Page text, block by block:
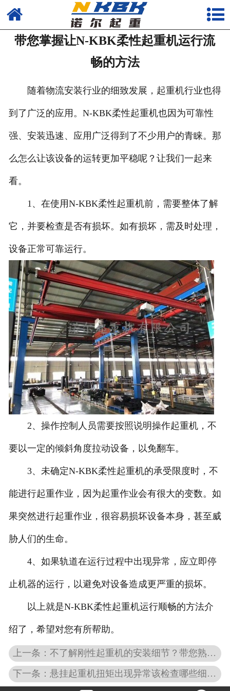
产品
公司
带您掌握让N-KBK柔性起重机运行流
畅的方法
随着物流安装行业的细致发展，起重机行业也得
到了广泛的应用。N-KBK柔性起重机也因为可靠性
强、安装迅速、应用广泛得到了不少用户的青睐。那
么怎么让该设备的运转更加平稳呢？让我们一起来
看。
1、在使用N-KBK柔性起重机前，需要整体了解
它，并要检查是否有损坏。如有损坏，需及时处理，
设备正常可靠运行。
2、操作控制人员需要按照说明操作起重机，不
要以一定的倾斜角度拉动设备，以免翻车。
3、未确定N-KBK柔性起重机的承受限度时，不
能进行起重作业，因为起重作业会有很大的变数。如
果突然进行起重作业，很容易损坏设备本身，甚至威
胁人们的生命。
4、如果轨道在运行过程中出现异常，应立即停
止机器的运行，以避免对设备造成更严重的损坏。
以上就是N-KBK柔性起重机运行顺畅的方法介
绍了，希望对您有所帮助。
上一条：不了解刚性起重机的安装细节？带您熟练掌握
下一条：悬挂起重机扭矩出现异常该检查哪些细节？